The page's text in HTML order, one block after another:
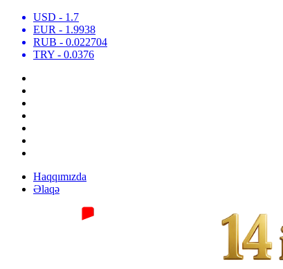
USD - 1.7
EUR - 1.9938
RUB - 0.022704
TRY - 0.0376
Haqqımızda
Əlaqə